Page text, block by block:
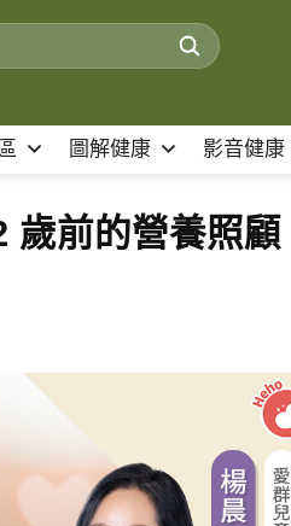
圖解健康 影音健康
歲前的營養照顧